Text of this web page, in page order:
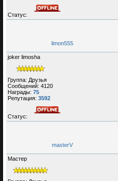
Статус:
limon555
joker limosha
Группа: Друзья
Сообщений: 4120
Награды: 75
Репутация: 3592
Статус:
masterV
Мастер